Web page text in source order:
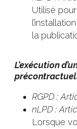
Utilisé
la
L’exécution
RGPD :
nLPD :
Lorsque